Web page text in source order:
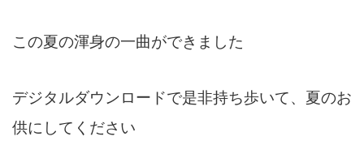
この夏の渾身の一曲ができました
デジタルダウンロードで是非持ち歩いて、夏のお
供にしてください